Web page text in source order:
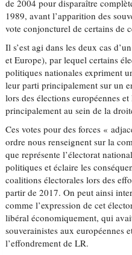
de 2004 pour disparaître
1989, avant l’apparition des
vote conjoncturel de certains de
Il s’est agi dans les deux cas
et Europe), par lequel certains
politiques nationales expriment
leur parti principalement sur un
lors des élections européennes
principalement au sein de la
Ces votes pour des forces «
ordre nous renseignent sur la
que représente l’électorat
politiques et éclaire les
coalitions électorales lors des
partir de 2017. On peut ainsi
comme l’expression de cet
libéral économiquement, qui
souverainistes aux européennes
l’effondrement de LR.